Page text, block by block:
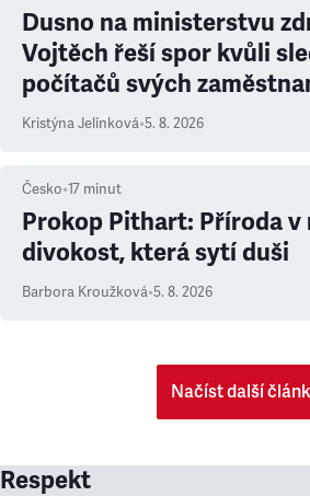
Dusno na ministerstvu
Vojtěch řeší spor kvůli
počítačů svých
Kristýna Jelínková•5. 8. 2026
Česko•17 minut
Prokop Pithart: Příroda v
divokost, která sytí duši
Barbora Kroužková•5. 8. 2026
Načíst další
Respekt